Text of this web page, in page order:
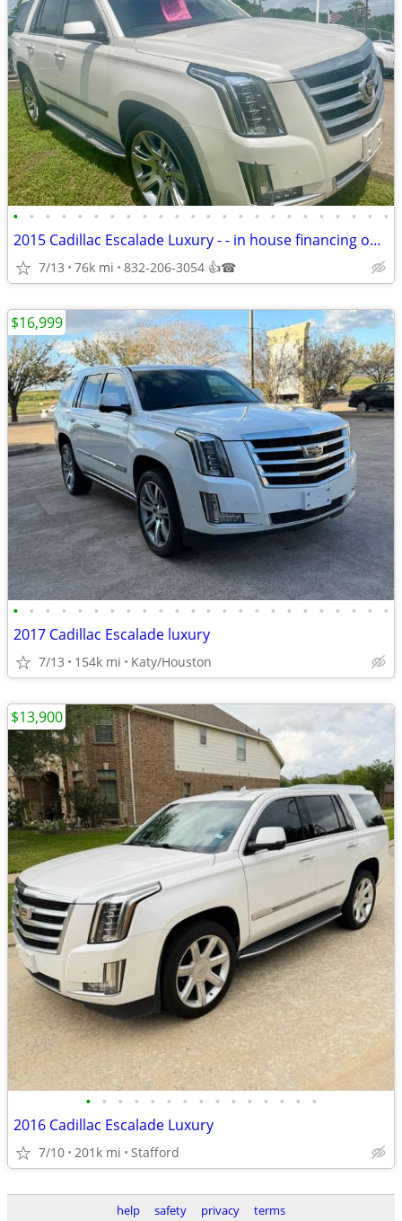
• • • • • • • • • • • • • • • • • • • • • • • •
2015 Cadillac Escalade Luxury - - in house financing only
7/13 76k mi 832-206-3054 👍☎
• • • • • • • • • • • • • • • • • • • • • • • •
2017 Cadillac Escalade luxury
7/13 154k mi Katy/Houston
$16,999
• • • • • • • • • • • • • • •
2016 Cadillac Escalade Luxury
7/10 201k mi Stafford
$13,900
help safety privacy terms